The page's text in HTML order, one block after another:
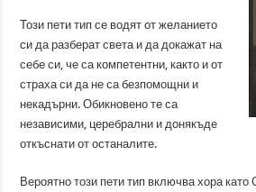
Този пети тип се водят от желанието
си да разберат света и да докажат на
себе си, че са компетентни, както и от
страха си да не са безпомощни и
некадърни. Обикновено те са
независими, церебрални и донякъде
откъснати от останалите.
Вероятно този пети тип включва хора